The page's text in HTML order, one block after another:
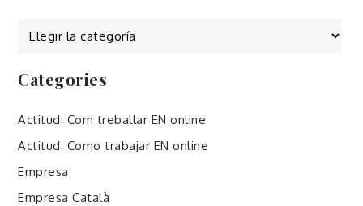
Categories
Actitud: Com treballar EN online
Actitud: Como trabajar EN online
Empresa
Empresa Català